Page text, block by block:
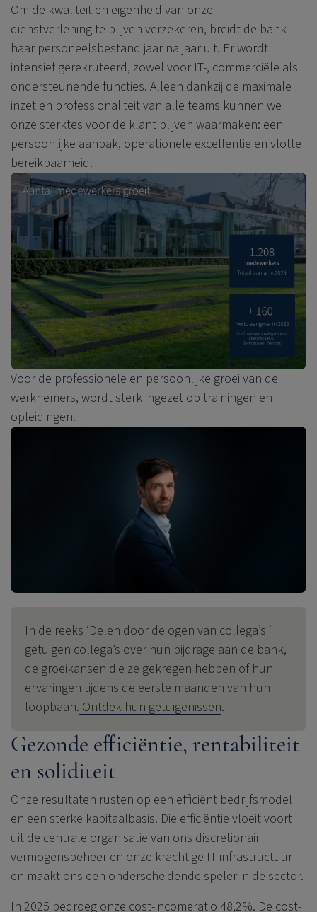
Om de kwaliteit en eigenheid van onze
dienstverlening te blijven verzekeren, breidt de bank
haar personeelsbestand jaar na jaar uit. Er wordt
intensief gerekruteerd, zowel voor IT-, commerciële als
ondersteunende functies. Alleen dankzij de maximale
inzet en professionaliteit van alle teams kunnen we
onze sterktes voor de klant blijven waarmaken: een
persoonlijke aanpak, operationele excellentie en vlotte
bereikbaarheid.
Voor de professionele en persoonlijke groei van de
werknemers, wordt sterk ingezet op trainingen en
opleidingen.
In de reeks ‘Delen door de ogen van collega’s ‘
getuigen collega’s over hun bijdrage aan de bank,
de groeikansen die ze gekregen hebben of hun
ervaringen tijdens de eerste maanden van hun
loopbaan. Ontdek hun getuigenissen.
Gezonde efficiëntie, rentabiliteit
en soliditeit
Onze resultaten rusten op een efficiënt bedrijfsmodel
en een sterke kapitaalbasis. Die efficiëntie vloeit voort
uit de centrale organisatie van ons discretionair
vermogensbeheer en onze krachtige IT-infrastructuur
en maakt ons een onderscheidende speler in de sector.
In 2025 bedroeg onze cost-incomeratio 48,2%. De cost-